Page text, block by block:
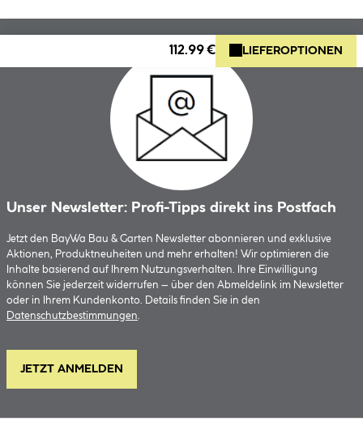
112.99 € LIEFEROPTIONEN
Unser Newsletter: Profi-Tipps direkt ins Postfach
Jetzt den BayWa Bau & Garten Newsletter abonnieren und exklusive
Aktionen, Produktneuheiten und mehr erhalten! Wir optimieren die
Inhalte basierend auf Ihrem Nutzungsverhalten. Ihre Einwilligung
können Sie jederzeit widerrufen – über den Abmeldelink im Newsletter
oder in Ihrem Kundenkonto. Details finden Sie in den
Datenschutzbestimmungen.
JETZT ANMELDEN